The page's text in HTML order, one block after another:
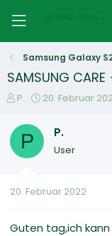
Samsung Galaxy
SAMSUNG CARE
E
s
e
e
P.
E
t
t
m
20. Februar
P P.
User
20. Februar 2022
Guten tag,ich